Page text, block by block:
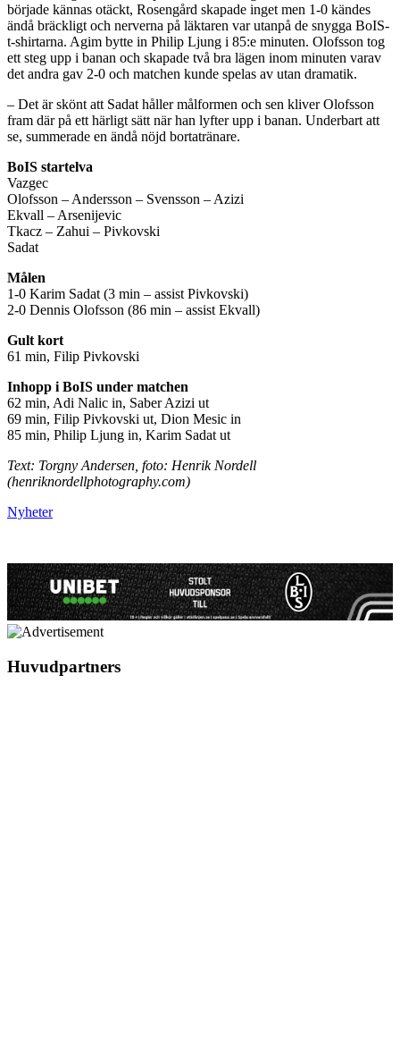
började kännas otäckt, Rosengård skapade inget men 1-0 kändes
ändå bräckligt och nerverna på läktaren var utanpå de snygga BoIS-
t-shirtarna. Agim bytte in Philip Ljung i 85:e minuten. Olofsson tog
ett steg upp i banan och skapade två bra lägen inom minuten varav
det andra gav 2-0 och matchen kunde spelas av utan dramatik.
– Det är skönt att Sadat håller målformen och sen kliver Olofsson
fram där på ett härligt sätt när han lyfter upp i banan. Underbart att
se, summerade en ändå nöjd bortatränare.
BoIS startelva
Vazgec
Olofsson – Andersson – Svensson – Azizi
Ekvall – Arsenijevic
Tkacz – Zahui – Pivkovski
Sadat
Målen
1-0 Karim Sadat (3 min – assist Pivkovski)
2-0 Dennis Olofsson (86 min – assist Ekvall)
Gult kort
61 min, Filip Pivkovski
Inhopp i BoIS under matchen
62 min, Adi Nalic in, Saber Azizi ut
69 min, Filip Pivkovski ut, Dion Mesic in
85 min, Philip Ljung in, Karim Sadat ut
Text: Torgny Andersen, foto: Henrik Nordell
(henriknordellphotography.com)
Nyheter
Huvudpartners